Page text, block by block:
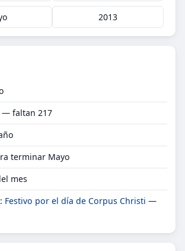
2013
— faltan 217
terminar Mayo
mes
Festivo por el día de Corpus Christi —